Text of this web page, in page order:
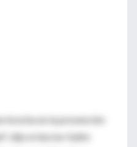
brecha en la prevención
dijo el doctor Salim